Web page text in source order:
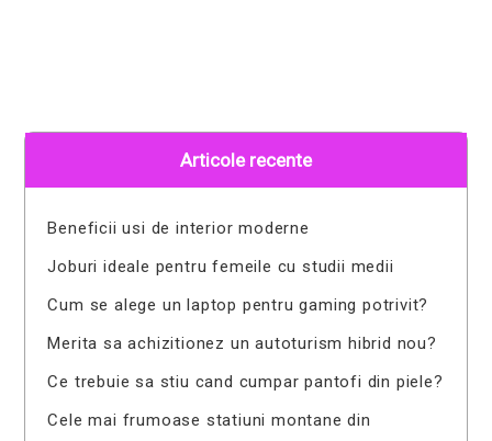
Articole recente
Beneficii usi de interior moderne
Joburi ideale pentru femeile cu studii medii
Cum se alege un laptop pentru gaming potrivit?
Merita sa achizitionez un autoturism hibrid nou?
Ce trebuie sa stiu cand cumpar pantofi din piele?
Cele mai frumoase statiuni montane din